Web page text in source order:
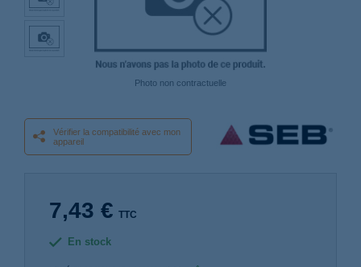
Photo non contractuelle
Vérifier la compatibilité avec mon
appareil
7,43 € TTC
En stock